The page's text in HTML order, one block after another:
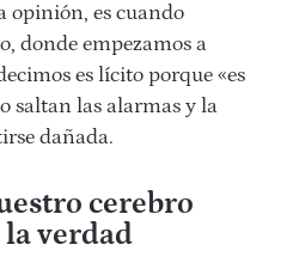
opinión, es cuando
donde empezamos a
es lícito porque «es
saltan las alarmas y la
dañada.
cerebro
verdad